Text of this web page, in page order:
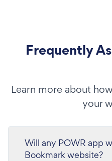
Frequently
Learn more about
your
Will any POWR app
Bookmark website?